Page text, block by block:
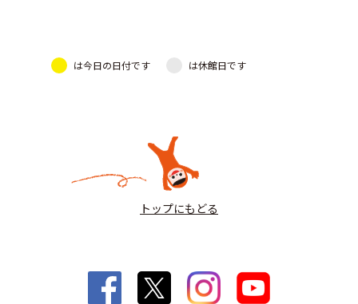
は今日の日付です は休館日です
トップにもどる